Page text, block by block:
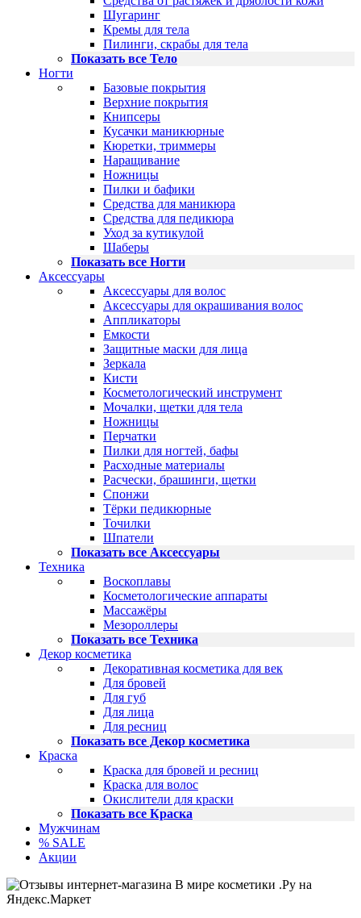
Шугаринг
Кремы для тела
Пилинги, скрабы для тела
Показать все Тело
Ногти
Базовые покрытия
Верхние покрытия
Книпсеры
Кусачки маникюрные
Кюретки, триммеры
Наращивание
Ножницы
Пилки и бафики
Средства для маникюра
Средства для педикюра
Уход за кутикулой
Шаберы
Показать все Ногти
Аксессуары
Аксессуары для волос
Аксессуары для окрашивания волос
Аппликаторы
Емкости
Защитные маски для лица
Зеркала
Кисти
Косметологический инструмент
Мочалки, щетки для тела
Ножницы
Перчатки
Пилки для ногтей, бафы
Расходные материалы
Расчески, брашинги, щетки
Спонжи
Тёрки педикюрные
Точилки
Шпатели
Показать все Аксессуары
Техника
Воскоплавы
Косметологические аппараты
Массажёры
Мезороллеры
Показать все Техника
Декор косметика
Декоративная косметика для век
Для бровей
Для губ
Для лица
Для ресниц
Показать все Декор косметика
Краска
Краска для бровей и ресниц
Краска для волос
Окислители для краски
Показать все Краска
Мужчинам
% SALE
Акции